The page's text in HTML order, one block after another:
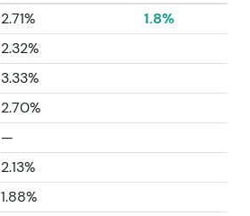
2.71%
1.8%
2.32%
3.33%
2.70%
—
2.13%
1.88%